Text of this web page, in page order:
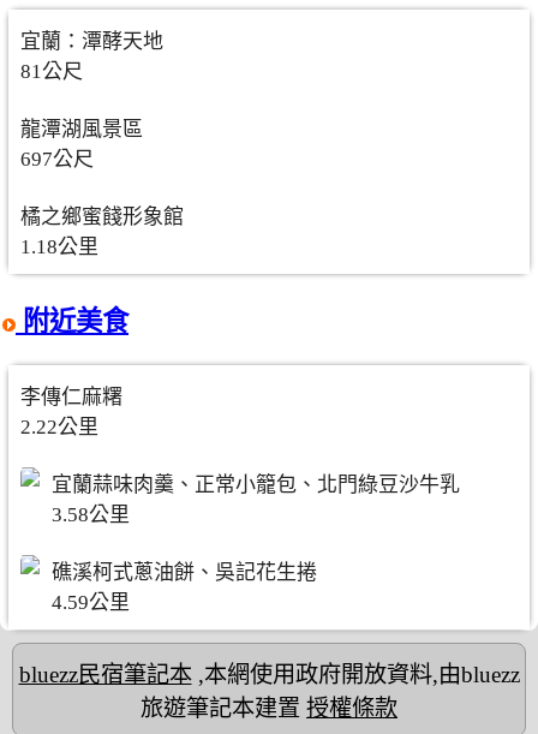
宜蘭：潭酵天地
81公尺
龍潭湖風景區
697公尺
橘之鄉蜜餞形象館
1.18公里
附近美食
李傳仁麻糬
2.22公里
宜蘭蒜味肉羹、正常小籠包、北門綠豆沙牛乳
3.58公里
礁溪柯式蔥油餅、吳記花生捲
4.59公里
bluezz民宿筆記本,本網使用政府開放資料,由bluezz
旅遊筆記本建置 授權條款